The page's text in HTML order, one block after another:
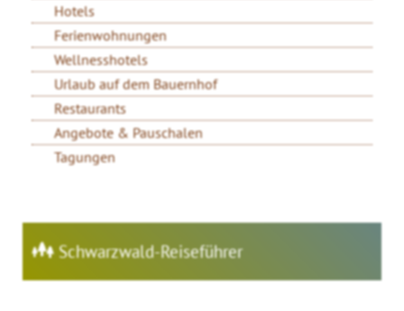
Hotels
Ferienwohnungen
Wellnesshotels
Urlaub auf dem Bauernhof
Restaurants
Angebote & Pauschalen
Tagungen
Schwarzwald-Reiseführer